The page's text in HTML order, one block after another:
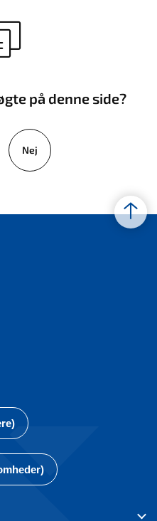
på denne side?
Nej